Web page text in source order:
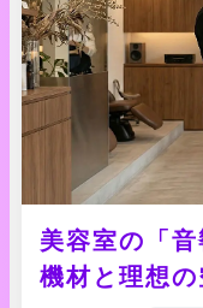
美容室の「
機材と理想